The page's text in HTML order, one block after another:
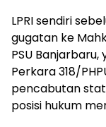
LPRI sendiri
gugatan ke
PSU
Perkara 318/
pencabutan
posisi hukum